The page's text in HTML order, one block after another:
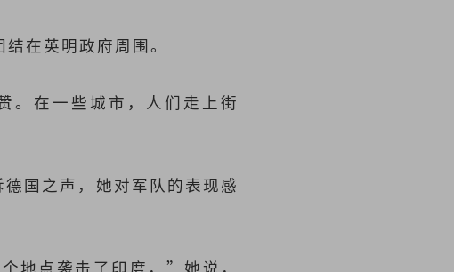
在英明政府周围。
。在一些城市，人们走上街
国之声，她对军队的表现感
地点袭击了印度，”她说，